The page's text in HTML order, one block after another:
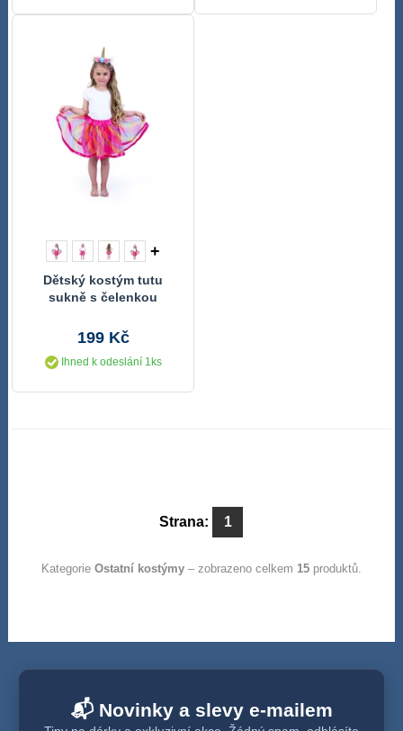
+
Dětský kostým tutu
sukně s čelenkou
199 Kč
Ihned k odeslání 1ks
Strana: 1
Kategorie Ostatní kostýmy– zobrazeno celkem 15produktů.
📬 Novinky a slevy e-mailem